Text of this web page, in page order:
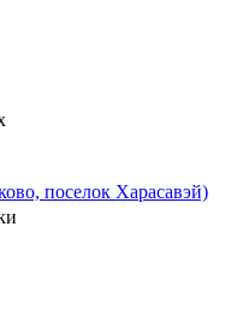
поселок Харасавэй)